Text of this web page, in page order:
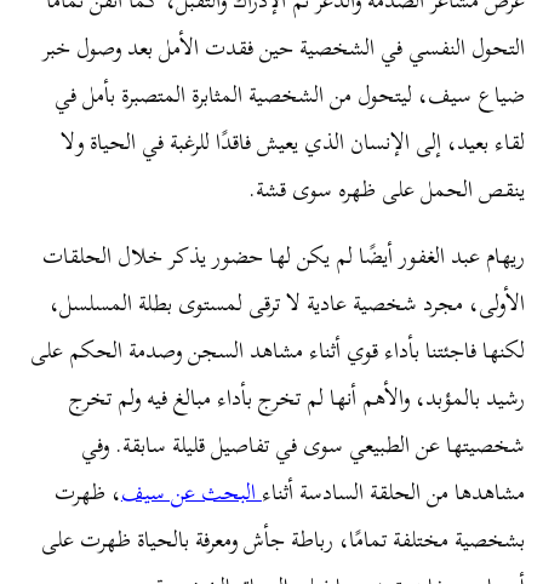
التحول النفسي في الشخصية حين فقدت الأمل بعد وصول خبر
ضياع سيف، ليتحول من الشخصية المثابرة المتصبرة بأمل في
لقاء بعيد، إلى الإنسان الذي يعيش فاقدًا للرغبة في الحياة ولا
ينقص الحمل على ظهره سوى قشة.
ريهام عبد الغفور أيضًا لم يكن لها حضور يذكر خلال الحلقات
الأولى، مجرد شخصية عادية لا ترقى لمستوى بطلة المسلسل،
لكنها فاجئتنا بأداء قوي أثناء مشاهد السجن وصدمة الحكم على
رشيد بالمؤبد، والأهم أنها لم تخرج بأداء مبالغ فيه ولم تخرج
شخصيتها عن الطبيعي سوى في تفاصيل قليلة سابقة. وفي
مشاهدها من الحلقة السادسة أثناءالبحث عن سيف، ظهرت
بشخصية مختلفة تمامًا، رباطة جأش ومعرفة بالحياة ظهرت على